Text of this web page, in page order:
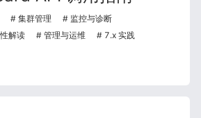
集群管理
监控与诊断
解读
管理与运维 7.x 实践